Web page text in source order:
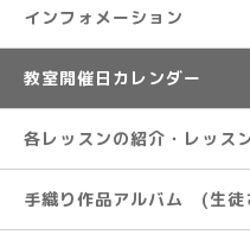
インフォメーション
教室開催日カレンダー
各レッスンの紹介・レッス
手織り作品アルバム (生徒